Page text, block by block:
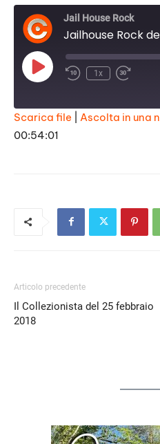
Jail House Rock
Jailhouse Rock
Play
Episode
1x
SHARE
Scarica file Ascolta in una
00:54:01
Articolo precedente
Il Collezionista del 25 febbraio
2018